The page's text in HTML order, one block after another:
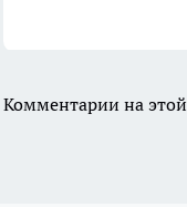
Комментарии на